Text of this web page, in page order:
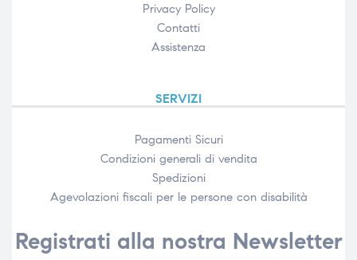
Privacy Policy
Contatti
Assistenza
SERVIZI
Pagamenti Sicuri
Condizioni generali di vendita
Spedizioni
Agevolazioni fiscali per le persone con disabilità​
Registrati alla nostra Newsletter